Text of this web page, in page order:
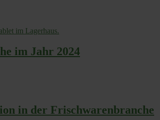
im Jahr 2024
in der Frischwarenbranche